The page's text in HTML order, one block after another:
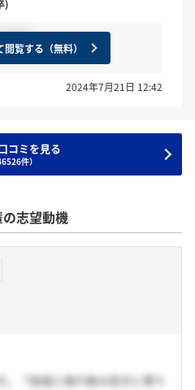
)
ます
覧する（無料）
2024年7月21日 12:42
コミを見る
件）
志望動機
「地域と旅行客の双方に寄り